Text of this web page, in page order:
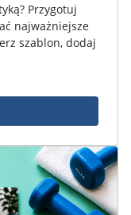
Przygotuj
najważniejsze
szablon, dodaj